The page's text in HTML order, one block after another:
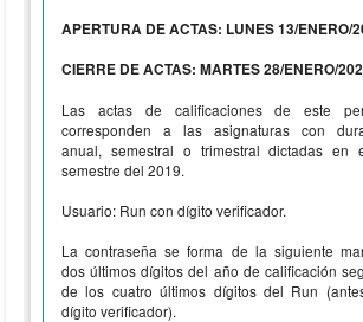
APERTURA DE ACTAS: LUNES 13/ENERO/
CIERRE DE ACTAS: MARTES 28/ENERO/
Las actas de calificaciones de este
corresponden a las asignaturas con
anual, semestral o trimestral dictadas en
semestre del 2019.
Usuario: Run con dígito verificador.
La contraseña se forma de la siguiente
dos últimos dígitos del año de calificación
de los cuatro últimos dígitos del Run
dígito verificador).